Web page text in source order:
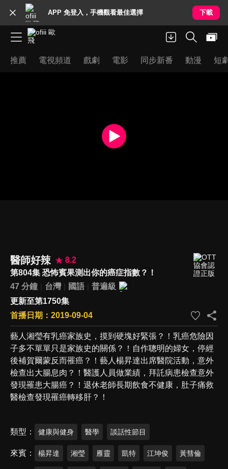
APP 免登入，手機觀看最佳選擇 下載
推薦 電視頻道 戲劇 電影 同步新番 動漫 短
醫師好辣
8.2
第804集 恐怖賓果測出你的癌症指數？！
47 分鐘
台灣 國語
普遍級
更新至第1750集
首播日期：2019-09-04
藝人湘瑩有乳癌家族史，摸到硬塊好緊張？！乳癌危險因
子多不單單只是家族史的關係？！自作聰明的婦女，停經
後補賀爾蒙反而罹癌？！藝人楊昇達出席醫院活動，意外
檢查出大腸息肉？！醫護人員做業績，拜託病患檢查意外
發現罹患大腸癌？！退休老師長期飲食不健康，肚子痛救
醫檢查發現罹癌轉移肝？！
類型 健康與健身 醫學 談話性節目
來賓 楊昇達 湘瑩 雁靈 凱特 江坤俊 黃彗倫